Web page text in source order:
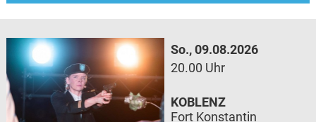
So., 09.08.2026
20.00 Uhr
KOBLENZ
Fort Konstantin